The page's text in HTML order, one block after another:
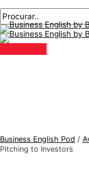
para
o
conteúdo
principal
Business English Pod /
Pitching to Investors
navegação
aqui..
mail*
T
ó
p
i
i
P
r
o
c